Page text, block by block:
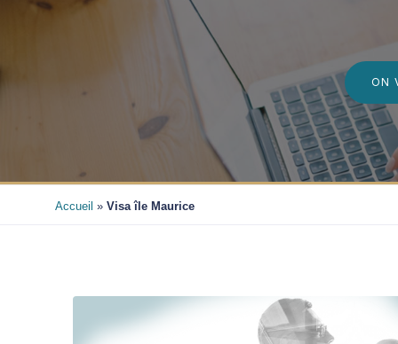
ON
Accueil » Visa île Maurice